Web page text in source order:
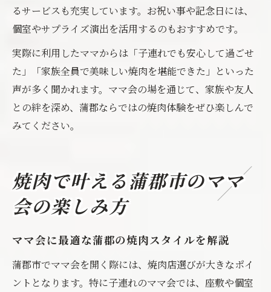
るサービスも充実しています。お祝い事や記念日には、
個室やサプライズ演出を活用するのもおすすめです。
実際に利用したママからは「子連れでも安心して過ごせ
た」「家族全員で美味しい焼肉を堪能できた」といった
声が多く聞かれます。ママ会の場を通じて、家族や友人
との絆を深め、蒲郡ならではの焼肉体験をぜひ楽しんで
みてください。
焼肉で叶える蒲郡市のママ
会の楽しみ方
ママ会に最適な蒲郡の焼肉スタイルを解説
蒲郡市でママ会を開く際には、焼肉店選びが大きなポイ
ントとなります。特に子連れのママ会では、座敷や個室